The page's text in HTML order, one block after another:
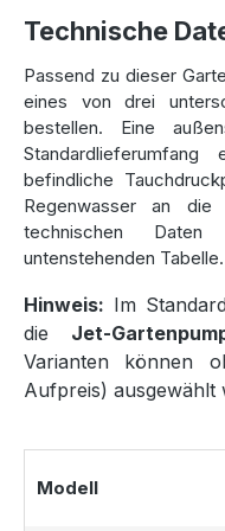
Blick
Kostenersparnis:
Regenwasser und
25 Jahre
Betonzisternen
Zeichen für höchste
Für große Gärten:
größere
Verlinkungen zu
Hydrophant
Lösung für kleinere
Gartenflächen, die
Profitieren Sie von
Technische
Passend zu dieser
eines von drei
bestellen. Eine
befindliche
Regenwasser an die
technischen
untenstehenden Tabelle.
Hinweis: Im
die Jet-
Varianten können
Aufpreis) ausgewählt
Modell